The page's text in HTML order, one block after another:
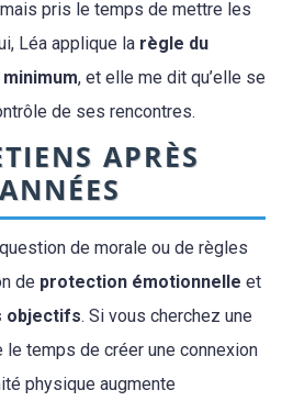
pris le temps de mettre les
Léa applique la règle du
, et elle me dit qu’elle se
de ses rencontres.
APRÈS
de morale ou de règles
de protection émotionnelle et
objectifs. Si vous cherchez une
temps de créer une connexion
physique augmente